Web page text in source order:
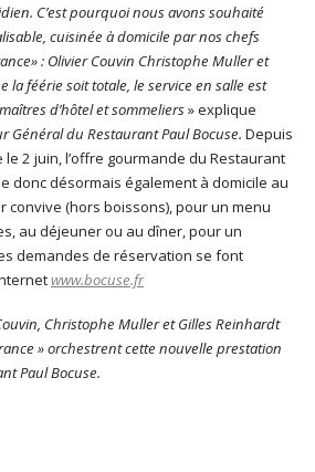
C’est pourquoi nous avons souhaité
cuisinée à domicile par nos chefs
: Olivier Couvin Christophe Muller et
la féérie soit totale, le service en salle est
d’hôtel et sommeliers» explique
Général du Restaurant Paul Bocuse. Depuis
2 juin, l’offre gourmande du Restaurant
donc désormais également à domicile au
convive (hors boissons), pour un menu
au déjeuner ou au dîner, pour un
demandes de réservation se font
www.bocuse.fr
Christophe Muller et Gilles Reinhardt
» orchestrent cette nouvelle prestation
Paul Bocuse.